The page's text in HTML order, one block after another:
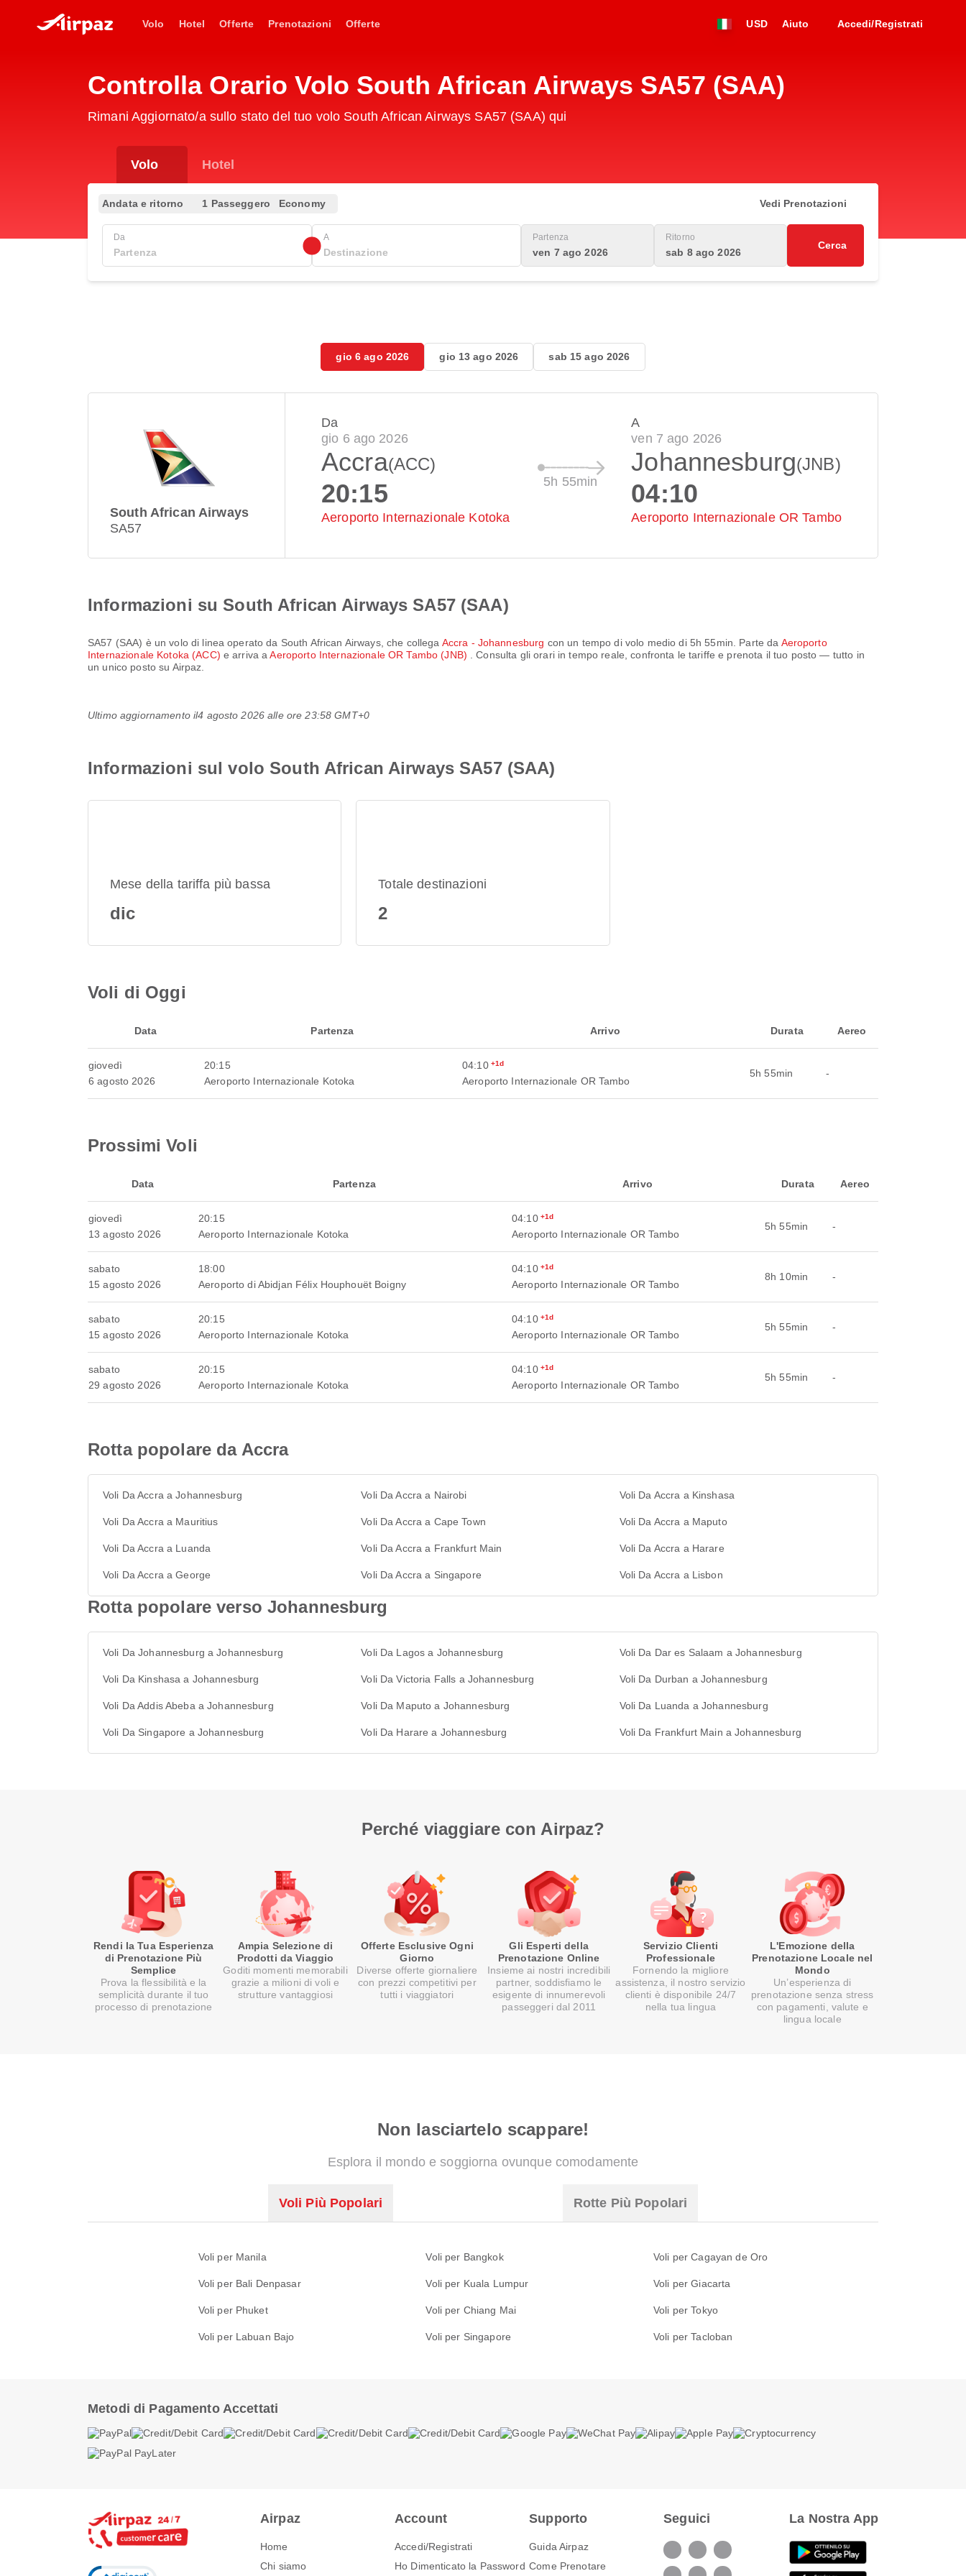
Volo Hotel Offerte Prenotazioni Offerte USD Aiuto Accedi/Registrati
Controlla Orario Volo South African Airways SA57 (SAA)
Rimani Aggiornato/a sullo stato del tuo volo South African Airways SA57 (SAA) qui
Volo Hotel
Andata e ritorno 1 Passeggero Economy Vedi Prenotazioni
Da A Partenza
ven 7 ago 2026
Ritorno
sab 8 ago 2026
Cerca
gio 6 ago 2026 gio 13 ago 2026 sab 15 ago 2026
South African Airways
SA57
Da
gio 6 ago 2026
Accra(ACC)
20:15
Aeroporto Internazionale Kotoka
5h 55min
A
ven 7 ago 2026
Johannesburg(JNB)
04:10
Aeroporto Internazionale OR Tambo
Informazioni su South African Airways SA57 (SAA)
SA57 (SAA) è un volo di linea operato da South African Airways, che collega Accra - Johannesburg con un tempo di volo medio di 5h 55min . Parte da Aeroporto
Internazionale Kotoka (ACC) e arriva aAeroporto Internazionale OR Tambo (JNB)
. Consulta gli orari in tempo reale, confronta le tariffe e prenota il tuo posto — tutto in
un unico posto su Airpaz.
Ultimo aggiornamento il4 agosto 2026 alle ore 23:58 GMT+0
Informazioni sul volo South African Airways SA57 (SAA)
Mese della tariffa più bassa
dic
Totale destinazioni
2
Voli di Oggi
Data Partenza Arrivo Durata Aereo
giovedì
6 agosto 2026
20:15
Aeroporto Internazionale Kotoka
04:10 +1d
Aeroporto Internazionale OR Tambo
5h 55min -
Prossimi Voli
Data Partenza Arrivo Durata Aereo
giovedì
13 agosto 2026
20:15
Aeroporto Internazionale Kotoka
04:10 +1d
Aeroporto Internazionale OR Tambo
5h 55min -
sabato
15 agosto 2026
18:00
Aeroporto di Abidjan Félix Houphouët Boigny
04:10 +1d
Aeroporto Internazionale OR Tambo
8h 10min -
sabato
15 agosto 2026
20:15
Aeroporto Internazionale Kotoka
04:10 +1d
Aeroporto Internazionale OR Tambo
5h 55min -
sabato
29 agosto 2026
20:15
Aeroporto Internazionale Kotoka
04:10 +1d
Aeroporto Internazionale OR Tambo
5h 55min -
Rotta popolare da Accra
Voli Da Accra a Johannesburg Voli Da Accra a Nairobi Voli Da Accra a Kinshasa
Voli Da Accra a Mauritius Voli Da Accra a Cape Town Voli Da Accra a Maputo
Voli Da Accra a Luanda Voli Da Accra a Frankfurt Main Voli Da Accra a Harare
Voli Da Accra a George Voli Da Accra a Singapore Voli Da Accra a Lisbon
Rotta popolare verso Johannesburg
Voli Da Johannesburg a Johannesburg Voli Da Lagos a Johannesburg Voli Da Dar es Salaam a Johannesburg
Voli Da Kinshasa a Johannesburg Voli Da Victoria Falls a Johannesburg Voli Da Durban a Johannesburg
Voli Da Addis Abeba a Johannesburg Voli Da Maputo a Johannesburg Voli Da Luanda a Johannesburg
Voli Da Singapore a Johannesburg Voli Da Harare a Johannesburg Voli Da Frankfurt Main a Johannesburg
Perché viaggiare con Airpaz?
Rendi la Tua Esperienza
di Prenotazione Più
Semplice
Prova la flessibilità e la
semplicità durante il tuo
processo di prenotazione
Ampia Selezione di
Prodotti da Viaggio
Goditi momenti memorabili
grazie a milioni di voli e
strutture vantaggiosi
Offerte Esclusive Ogni
Giorno
Diverse offerte giornaliere
con prezzi competitivi per
tutti i viaggiatori
Gli Esperti della
Prenotazione Online
Insieme ai nostri incredibili
partner, soddisfiamo le
esigente di innumerevoli
passeggeri dal 2011
Servizio Clienti
Professionale
Fornendo la migliore
assistenza, il nostro servizio
clienti è disponibile 24/7
nella tua lingua
L'Emozione della
Prenotazione Locale nel
Mondo
Un’esperienza di
prenotazione senza stress
con pagamenti, valute e
lingua locale
Non lasciartelo scappare!
Esplora il mondo e soggiorna ovunque comodamente
Voli Più Popolari Rotte Più Popolari
Voli per Manila Voli per Bangkok Voli per Cagayan de Oro
Voli per Bali Denpasar Voli per Kuala Lumpur Voli per Giacarta
Voli per Phuket Voli per Chiang Mai Voli per Tokyo
Voli per Labuan Bajo Voli per Singapore Voli per Tacloban
Metodi di Pagamento Accettati
Airpaz
Home
Chi siamo
Account
Accedi/Registrati
Ho Dimenticato la Password
Supporto
Guida Airpaz
Come Prenotare
Seguici La Nostra App